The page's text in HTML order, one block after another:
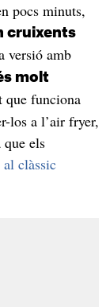
pocs minuts,
cruixents
versió amb
molt
que funciona
los a l’air fryer,
els
clàssic